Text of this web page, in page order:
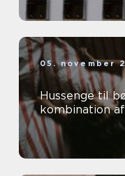
05. november
Hussenge til
kombination